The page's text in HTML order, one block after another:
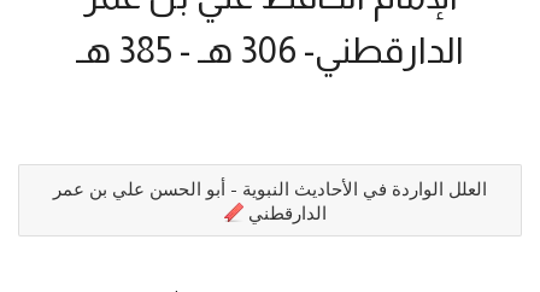
الدارقطني- 306 هـ - 385 هـ
العلل الواردة في الأحاديث النبوية - أبو الحسن علي بن عمر
الدارقطني